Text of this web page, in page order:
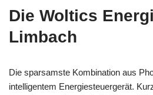
Die Woltics
Limbach
Die sparsamste Kombination aus
intelligentem Energiesteuergerät.